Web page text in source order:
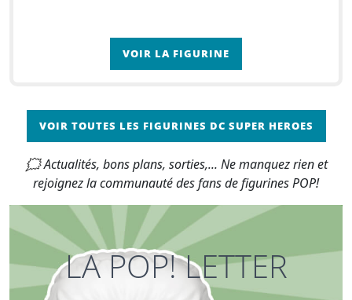
VOIR LA FIGURINE
VOIR TOUTES LES FIGURINES DC SUPER HEROES
🗯 Actualités, bons plans, sorties,... Ne manquez rien et
rejoignez la communauté des fans de figurines POP!
LA POP! LETTER